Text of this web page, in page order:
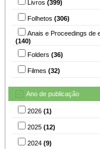
Livros (399)
Folhetos (306)
Anais e Proceedings de
(140)
Folders (36)
Filmes (32)
Ano de publicação
2026 (1)
2025 (12)
2024 (9)